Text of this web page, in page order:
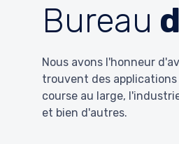
Bureau
Nous avons l'honneur
trouvent des applications
course au large,
et bien d'autres.